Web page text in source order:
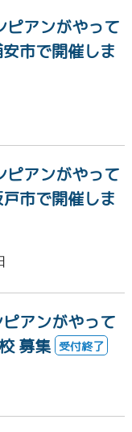
金
ピアンがやって
市で開催しま
ピアンがやって
市で開催しま
アンがやって
募集 受付終了